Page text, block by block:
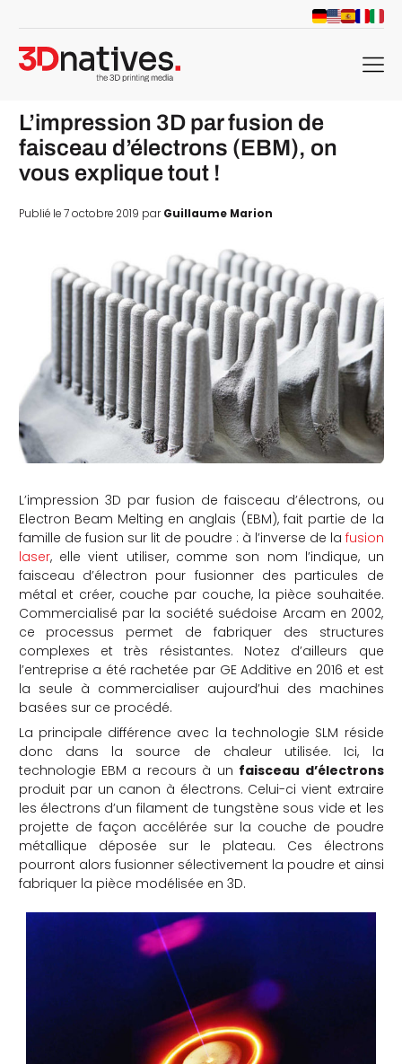
menu
L’impression 3D par fusion de
faisceau d’électrons (EBM), on
vous explique tout !
Publié le 7 octobre 2019 parGuillaume Marion
L’impression 3D par fusion de faisceau d’électrons, ou
Electron Beam Melting en anglais (EBM), fait partie de la
famille de fusion sur lit de poudre : à l’inverse de la fusion
laser, elle vient utiliser, comme son nom l’indique, un
faisceau d’électron pour fusionner des particules de
métal et créer, couche par couche, la pièce souhaitée.
Commercialisé par la société suédoise Arcam en 2002,
ce processus permet de fabriquer des structures
complexes et très résistantes. Notez d’ailleurs que
l’entreprise a été rachetée par GE Additive en 2016 et est
la seule à commercialiser aujourd’hui des machines
basées sur ce procédé.
La principale différence avec la technologie SLM réside
donc dans la source de chaleur utilisée. Ici, la
technologie EBM a recours à un faisceau d’électrons
produit par un canon à électrons. Celui-ci vient extraire
les électrons d’un filament de tungstène sous vide et les
projette de façon accélérée sur la couche de poudre
métallique déposée sur le plateau. Ces électrons
pourront alors fusionner sélectivement la poudre et ainsi
fabriquer la pièce modélisée en 3D.